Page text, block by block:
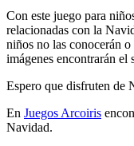
Con este juego para
relacionadas con la
niños no las conocerán
imágenes encontrarán el
Espero que disfruten de
En Juegos Arcoiris
Navidad.